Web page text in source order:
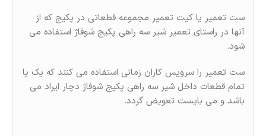
ست تعمیر یا کیت تعمیر مجموعه قطعاتی در پکیج که از
آنها در راستای تعمیر شیر سه راهی پکیج شوفاژ استفاده می
شود.
ست تعمیر را سرویس کاران زمانی استفاده می کنند که یک یا
تمام قطعات داخل شیر سه راهی پکیج شوفاژ دچار ایراد می
باشد و می بایست تعویض گردد.